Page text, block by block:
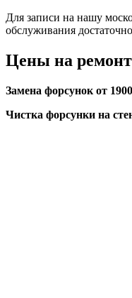
Для записи на нашу
обслуживания
Цены на
Замена форсунок от
Чистка форсунки на